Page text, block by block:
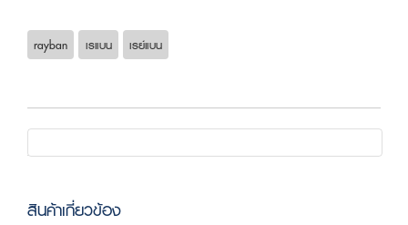
rayban เรแบน เรย์แบน
สินค้าเกี่ยวข้อง